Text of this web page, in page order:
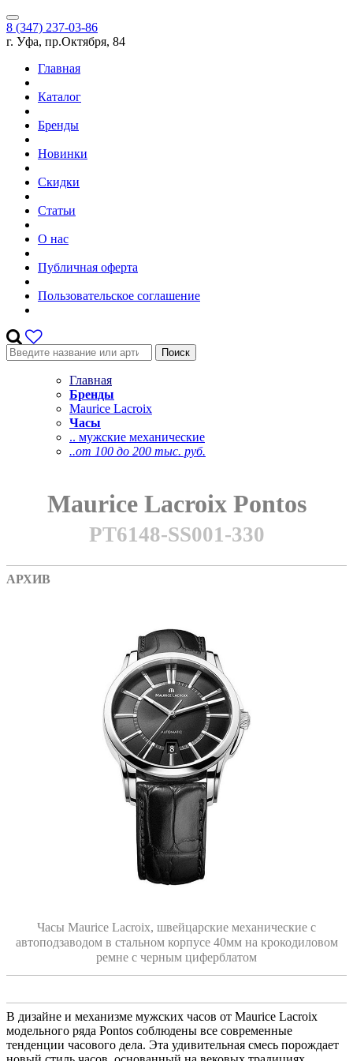
8 (347) 237-03-86
г. Уфа, пр.Октября, 84
Главная
Каталог
Бренды
Новинки
Скидки
Статьи
О нас
Публичная оферта
Пользовательское соглашение
Поиск
Главная
Бренды
Maurice Lacroix
Часы
.. мужские механические
..от 100 до 200 тыс. руб.
Maurice Lacroix Pontos
PT6148-SS001-330
АРХИВ
Часы Maurice Lacroix, швейцарские механические с
автоподзаводом в стальном корпусе 40мм на крокодиловом
ремне с черным циферблатом
В дизайне и механизме мужских часов от Maurice Lacroix
модельного ряда Pontos соблюдены все современные
тенденции часового дела. Эта удивительная смесь порождает